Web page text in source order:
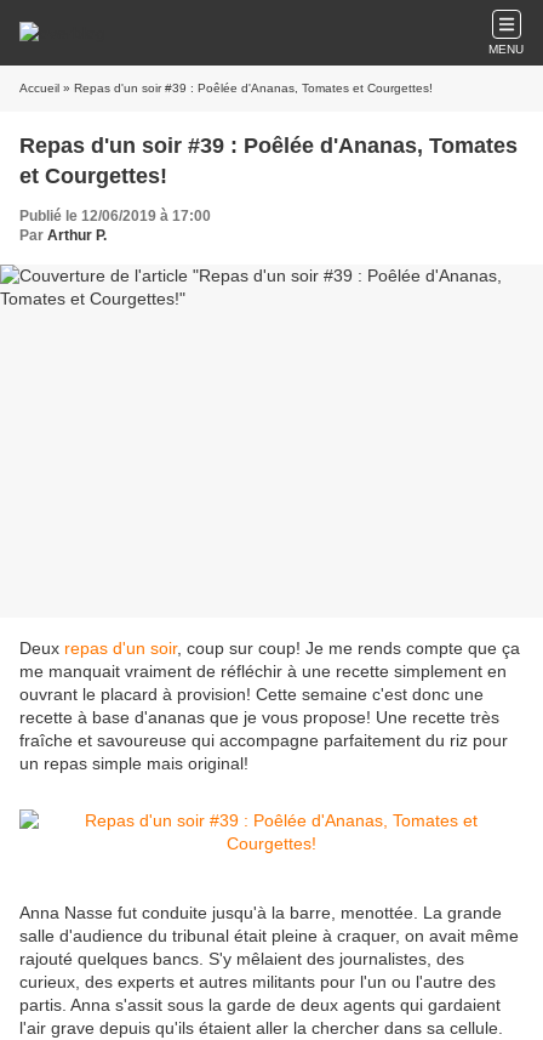
MENU
Accueil » Repas d'un soir #39 : Poêlée d'Ananas, Tomates et Courgettes!
Repas d'un soir #39 : Poêlée d'Ananas, Tomates
et Courgettes!
Publié le 12/06/2019 à 17:00
Par Arthur P.
Deux repas d'un soir, coup sur coup! Je me rends compte que ça
me manquait vraiment de réfléchir à une recette simplement en
ouvrant le placard à provision! Cette semaine c'est donc une
recette à base d'ananas que je vous propose! Une recette très
fraîche et savoureuse qui accompagne parfaitement du riz pour
un repas simple mais original!
Anna Nasse fut conduite jusqu'à la barre, menottée. La grande
salle d'audience du tribunal était pleine à craquer, on avait même
rajouté quelques bancs. S'y mêlaient des journalistes, des
curieux, des experts et autres militants pour l'un ou l'autre des
partis. Anna s'assit sous la garde de deux agents qui gardaient
l'air grave depuis qu'ils étaient aller la chercher dans sa cellule.